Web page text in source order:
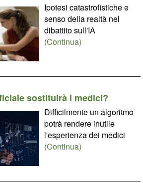
Ipotesi catastrofistiche e
senso della realtà nel
dibattito sull'IA
(Continua)
sostituirà i medici?
Difficilmente un algoritmo
potrà rendere inutile
l'esperienza dei medici
(Continua)